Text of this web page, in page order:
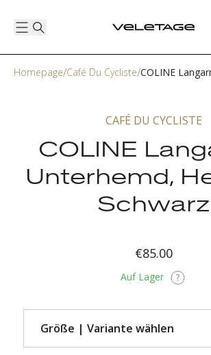
Homepage Café Du Cycliste COLINE
CAFÉ DU CYCLISTE
COLINE
Unterhemd,
Schwarz
€85.00
Auf Lager